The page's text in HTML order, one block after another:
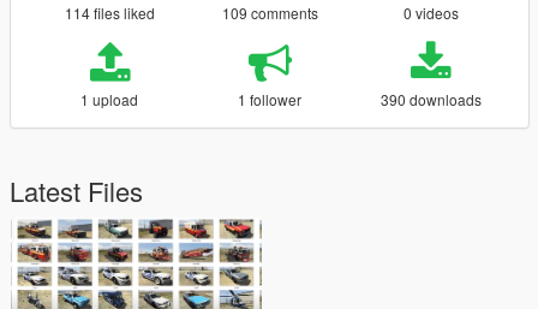
114 files liked 109 comments 0 videos
1 upload 1 follower 390 downloads
Latest Files